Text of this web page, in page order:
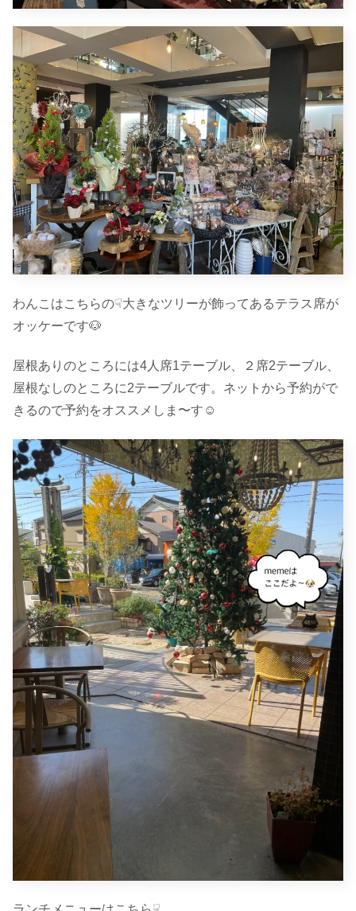
わんこはこちらの☟大きなツリーが飾ってあるテラス席が
オッケーです🐶
屋根ありのところには4人席1テーブル、２席2テーブル、
屋根なしのところに2テーブルです。ネットから予約がで
きるので予約をオススメしま〜す☺︎